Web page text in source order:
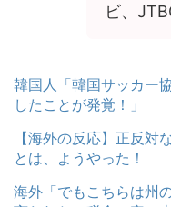
ビ、
韓国人「韓国サッカー
したことが発覚！」
【海外の反応】正反対
とは、ようやった！
海外「でもこちらは州